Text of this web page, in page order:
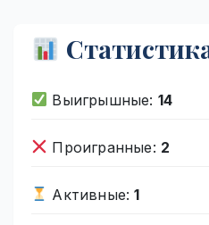
Выигрышные: 14
Проигранные: 2
Активные:1